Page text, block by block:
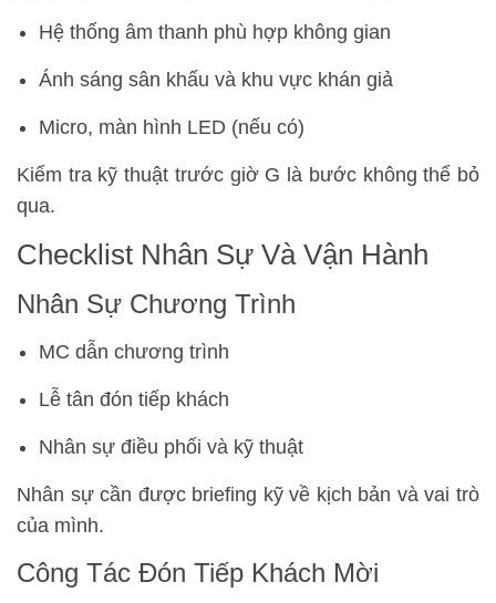
Hệ thống âm thanh phù hợp không gian
Ánh sáng sân khấu và khu vực khán giả
Micro, màn hình LED (nếu có)
Kiểm tra kỹ thuật trước giờ G là bước không thể bỏ
qua.
Checklist Nhân Sự Và Vận Hành
Nhân Sự Chương Trình
MC dẫn chương trình
Lễ tân đón tiếp khách
Nhân sự điều phối và kỹ thuật
Nhân sự cần được briefing kỹ về kịch bản và vai trò
của mình.
Công Tác Đón Tiếp Khách Mời